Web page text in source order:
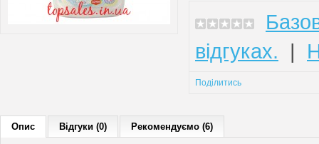
відгуках. |
Поділитись
Опис Відгуки (0) Рекомендуємо (6)